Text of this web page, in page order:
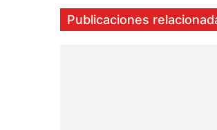
Publicaciones